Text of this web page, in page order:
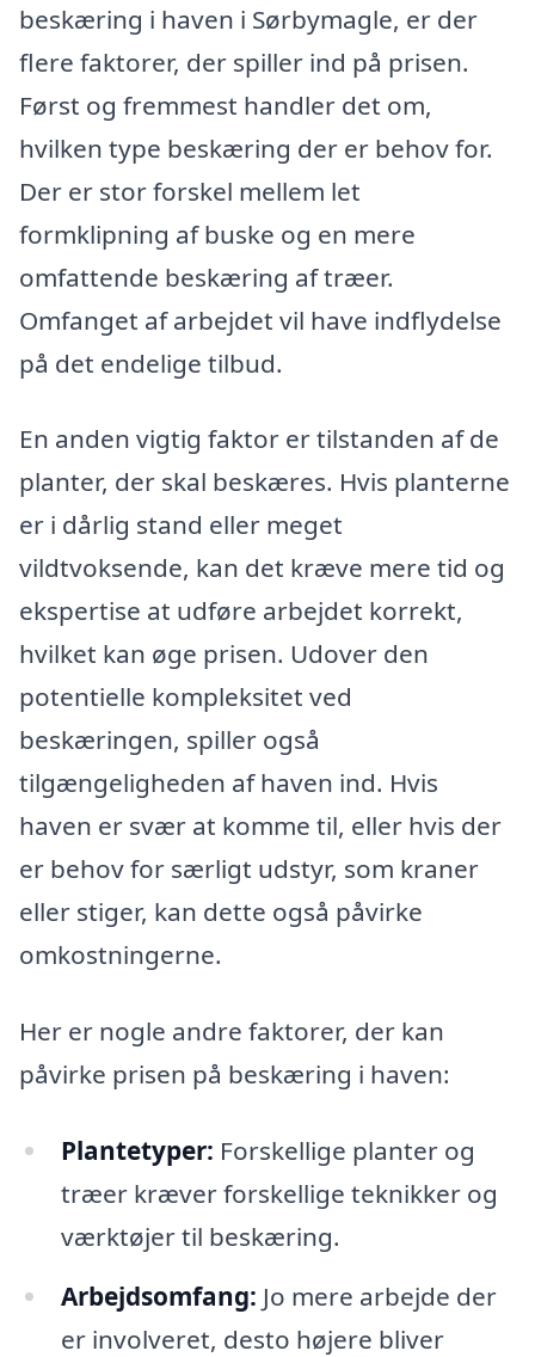
beskæring i haven i Sørbymagle, er der
flere faktorer, der spiller ind på prisen.
Først og fremmest handler det om,
hvilken type beskæring der er behov for.
Der er stor forskel mellem let
formklipning af buske og en mere
omfattende beskæring af træer.
Omfanget af arbejdet vil have indflydelse
på det endelige tilbud.
En anden vigtig faktor er tilstanden af de
planter, der skal beskæres. Hvis planterne
er i dårlig stand eller meget
vildtvoksende, kan det kræve mere tid og
ekspertise at udføre arbejdet korrekt,
hvilket kan øge prisen. Udover den
potentielle kompleksitet ved
beskæringen, spiller også
tilgængeligheden af haven ind. Hvis
haven er svær at komme til, eller hvis der
er behov for særligt udstyr, som kraner
eller stiger, kan dette også påvirke
omkostningerne.
Her er nogle andre faktorer, der kan
påvirke prisen på beskæring i haven:
Plantetyper: Forskellige planter og
træer kræver forskellige teknikker og
værktøjer til beskæring.
Arbejdsomfang: Jo mere arbejde der
er involveret, desto højere bliver